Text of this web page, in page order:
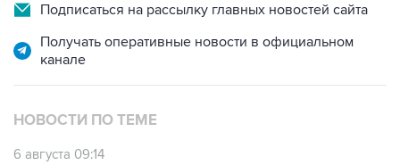
Подписаться на рассылку главных новостей сайта
Получать оперативные новости в официальном
канале
НОВОСТИ ПО ТЕМЕ
6 августа 09:14